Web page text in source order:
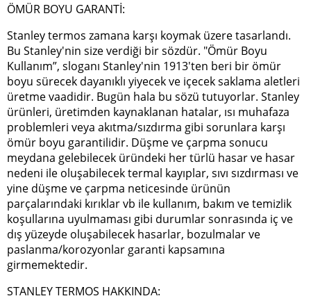
ÖMÜR BOYU GARANTİ:
Stanley termos zamana karşı koymak üzere tasarlandı.
Bu Stanley'nin size verdiği bir sözdür. "Ömür Boyu
Kullanım”, sloganı Stanley'nin 1913'ten beri bir ömür
boyu sürecek dayanıklı yiyecek ve içecek saklama aletleri
üretme vaadidir. Bugün hala bu sözü tutuyorlar. Stanley
ürünleri, üretimden kaynaklanan hatalar, ısı muhafaza
problemleri veya akıtma/sızdırma gibi sorunlara karşı
ömür boyu garantilidir. Düşme ve çarpma sonucu
meydana gelebilecek üründeki her türlü hasar ve hasar
nedeni ile oluşabilecek termal kayıplar, sıvı sızdırması ve
yine düşme ve çarpma neticesinde ürünün
parçalarındaki kırıklar vb ile kullanım, bakım ve temizlik
koşullarına uyulmaması gibi durumlar sonrasında iç ve
dış yüzeyde oluşabilecek hasarlar, bozulmalar ve
paslanma/korozyonlar garanti kapsamına
girmemektedir.
STANLEY TERMOS HAKKINDA: